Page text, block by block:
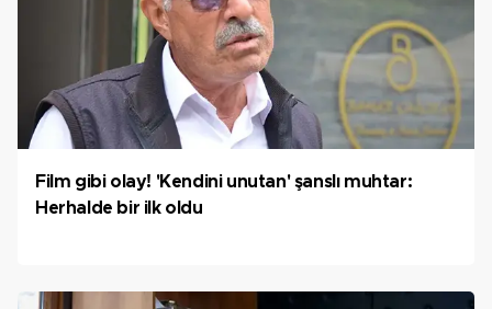
Film gibi olay! 'Kendini unutan' şanslı muhtar:
Herhalde bir ilk oldu